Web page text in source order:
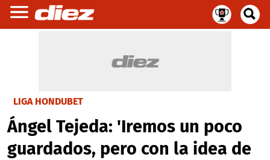
LIGA HONDUBET
Ángel Tejeda: 'Iremos un poco
guardados, pero con la idea de